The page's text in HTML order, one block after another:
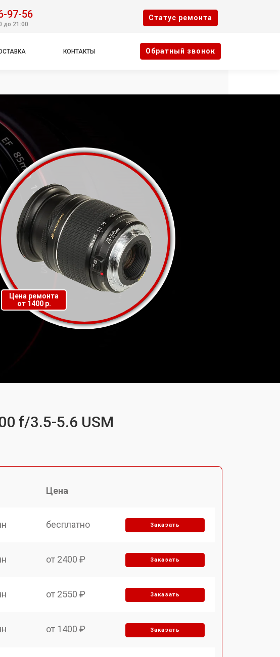
97-56
до 21:00
Cтатус ремонта
КОНТАКТЫ Oбратный звонок
Цена ремонта
от 1400 р.
f/3.5-5.6 USM
Цена
бесплатно Заказать
от 2400 ₽ Заказать
от 2550 ₽ Заказать
от 1400 ₽ Заказать